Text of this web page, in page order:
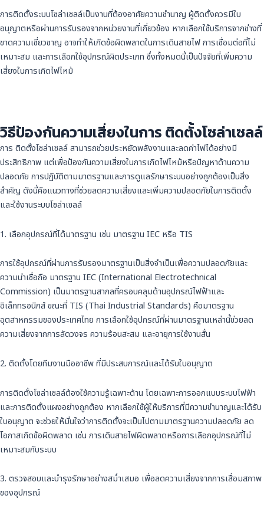
การติดตั้งระบบโซล่าเซลล์เป็นงานที่ต้องอาศัยความชำนาญ ผู้ติดตั้งควรมีใบ
อนุญาตหรือผ่านการรับรองจากหน่วยงานที่เกี่ยวข้อง หากเลือกใช้บริการจากช่างที่
ขาดความเชี่ยวชาญ อาจทำให้เกิดข้อผิดพลาดในการเดินสายไฟ การเชื่อมต่อที่ไม่
เหมาะสม และการเลือกใช้อุปกรณ์ผิดประเภท ซึ่งทั้งหมดนี้เป็นปัจจัยที่เพิ่มความ
เสี่ยงในการเกิดไฟไหม้
วิธีป้องกันความเสี่ยงในการ ติดตั้งโซล่าเซลล์
การ ติดตั้งโซล่าเซลล์ สามารถช่วยประหยัดพลังงานและลดค่าไฟได้อย่างมี
ประสิทธิภาพ แต่เพื่อป้องกันความเสี่ยงในการเกิดไฟไหม้หรือปัญหาด้านความ
ปลอดภัย การปฏิบัติตามมาตรฐานและการดูแลรักษาระบบอย่างถูกต้องเป็นสิ่ง
สำคัญ ดังนี้คือแนวทางที่ช่วยลดความเสี่ยงและเพิ่มความปลอดภัยในการติดตั้ง
และใช้งานระบบโซล่าเซลล์
1. เลือกอุปกรณ์ที่ได้มาตรฐาน เช่น มาตรฐาน IEC หรือ TIS
การใช้อุปกรณ์ที่ผ่านการรับรองมาตรฐานเป็นสิ่งจำเป็นเพื่อความปลอดภัยและ
ความน่าเชื่อถือ มาตรฐาน IEC (International Electrotechnical
Commission) เป็นมาตรฐานสากลที่ครอบคลุมด้านอุปกรณ์ไฟฟ้าและ
อิเล็กทรอนิกส์ ขณะที่ TIS (Thai Industrial Standards) คือมาตรฐาน
อุตสาหกรรมของประเทศไทย การเลือกใช้อุปกรณ์ที่ผ่านมาตรฐานเหล่านี้ช่วยลด
ความเสี่ยงจากการลัดวงจร ความร้อนสะสม และอายุการใช้งานสั้น
2. ติดตั้งโดยทีมงานมืออาชีพ ที่มีประสบการณ์และได้รับใบอนุญาต
การติดตั้งโซล่าเซลล์ต้องใช้ความรู้เฉพาะด้าน โดยเฉพาะการออกแบบระบบไฟฟ้า
และการติดตั้งแผงอย่างถูกต้อง หากเลือกใช้ผู้ให้บริการที่มีความชำนาญและได้รับ
ใบอนุญาต จะช่วยให้มั่นใจว่าการติดตั้งจะเป็นไปตามมาตรฐานความปลอดภัย ลด
โอกาสเกิดข้อผิดพลาด เช่น การเดินสายไฟผิดพลาดหรือการเลือกอุปกรณ์ที่ไม่
เหมาะสมกับระบบ
3. ตรวจสอบและบำรุงรักษาอย่างสม่ำเสมอ เพื่อลดความเสี่ยงจากการเสื่อมสภาพ
ของอุปกรณ์